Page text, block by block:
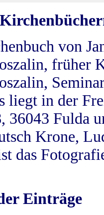
von
früher
liegt in der
36043 Fulda
Krone,
das
Einträge